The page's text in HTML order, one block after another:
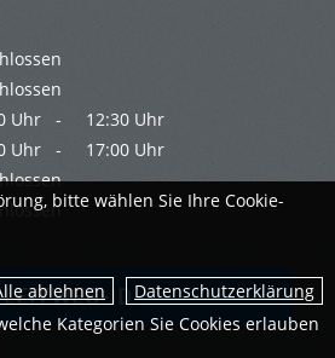
Uhr - 12:30 Uhr
Uhr -
17:00 Uhr
ID
bitte wählen Sie Ihre Cookie-
Datenschutzerklärung
Kategorien Sie Cookies erlauben